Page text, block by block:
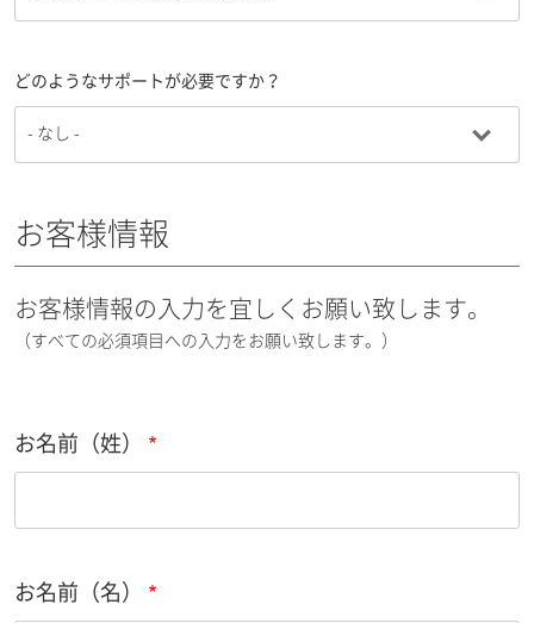
どのようなサポートが必要ですか？
お客様情報
お客様情報の入力を宜しくお願い致します。
（すべての必須項目への入力をお願い致します。）
お名前（姓）
お名前（名）